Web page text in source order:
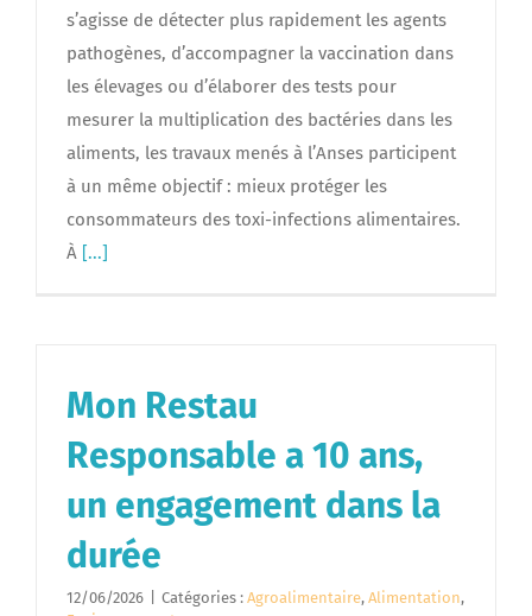
s’agisse de détecter plus rapidement les agents
pathogènes, d’accompagner la vaccination dans
les élevages ou d’élaborer des tests pour
mesurer la multiplication des bactéries dans les
aliments, les travaux menés à l’Anses participent
à un même objectif : mieux protéger les
consommateurs des toxi-infections alimentaires.
À [...]
Mon Restau
Responsable a 10 ans,
un engagement dans la
durée
12/06/2026 Catégories : Agroalimentaire, Alimentation,